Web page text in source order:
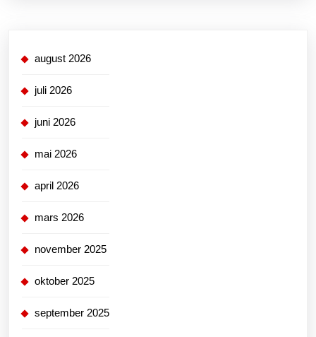
august 2026
juli 2026
juni 2026
mai 2026
april 2026
mars 2026
november 2025
oktober 2025
september 2025